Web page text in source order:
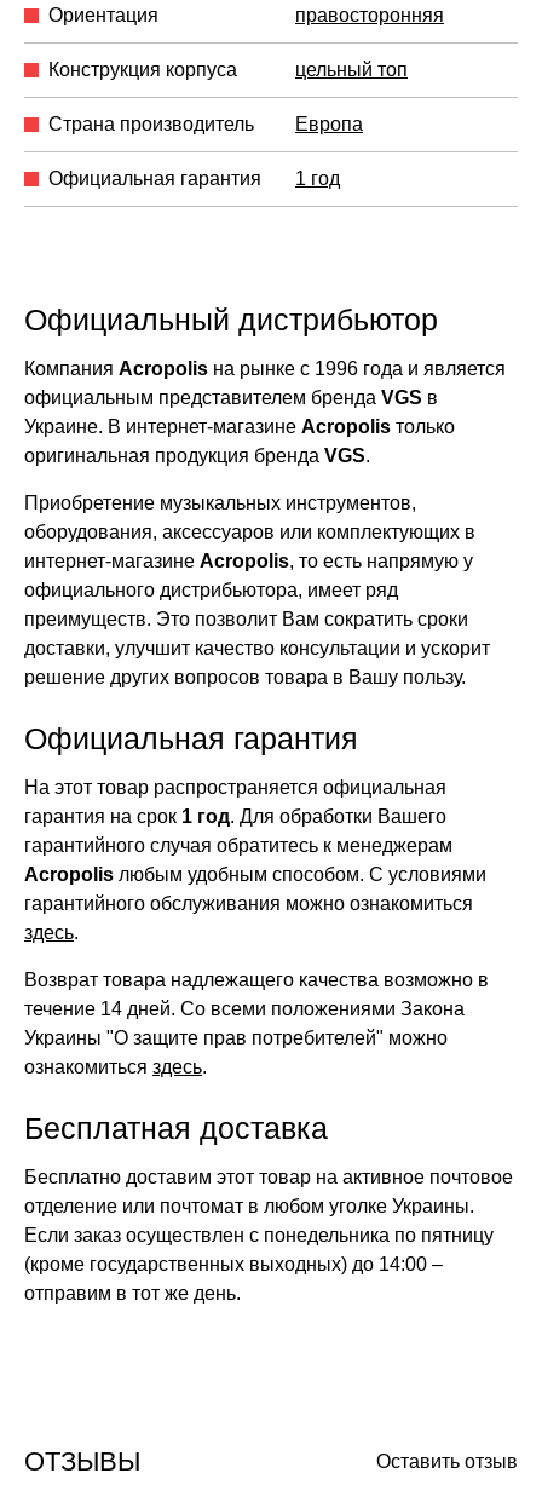
Ориентация правосторонняя
Конструкция корпуса цельный топ
Страна производитель Европа
Официальная гарантия 1 год
Официальный дистрибьютор
Компания Acropolis на рынке с 1996 года и является
официальным представителем бренда VGS в
Украине. В интернет-магазине Acropolis только
оригинальная продукция бренда VGS.
Приобретение музыкальных инструментов,
оборудования, аксессуаров или комплектующих в
интернет-магазине Acropolis, то есть напрямую у
официального дистрибьютора, имеет ряд
преимуществ. Это позволит Вам сократить сроки
доставки, улучшит качество консультации и ускорит
решение других вопросов товара в Вашу пользу.
Официальная гарантия
На этот товар распространяется официальная
гарантия на срок 1 год. Для обработки Вашего
гарантийного случая обратитесь к менеджерам
Acropolis любым удобным способом. С условиями
гарантийного обслуживания можно ознакомиться
здесь.
Возврат товара надлежащего качества возможно в
течение 14 дней. Со всеми положениями Закона
Украины "О защите прав потребителей" можно
ознакомиться здесь.
Бесплатная доставка
Бесплатно доставим этот товар на активное почтовое
отделение или почтомат в любом уголке Украины.
Если заказ осуществлен с понедельника по пятницу
(кроме государственных выходных) до 14:00 –
отправим в тот же день.
Оставить отзыв
ОТЗЫВЫ